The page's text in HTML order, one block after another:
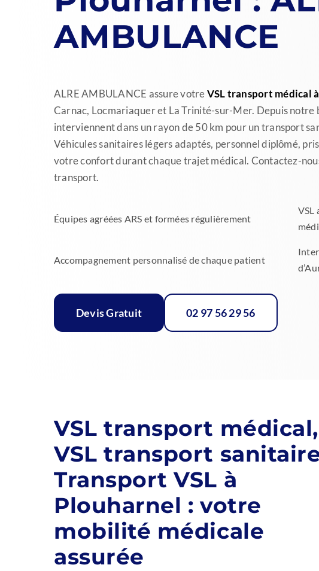
AMBULANCE
ALRE AMBULANCE assure votreVSL transport médical
Carnac, Locmariaquer et La Trinité-sur-Mer. Depuis notre
interviennent dans un rayon de 50 km pour un transport
Véhicules sanitaires légers adaptés, personnel diplômé,
votre confort durant chaque trajet médical. Contactez-
transport.
Équipes agréées ARS et formées régulièrement
VSL
Accompagnement personnalisé de chaque patient
Devis Gratuit 02 97 56 29 56
VSL transport médical,
VSL transport
Transport VSL à
Plouharnel : votre
mobilité médicale
assurée